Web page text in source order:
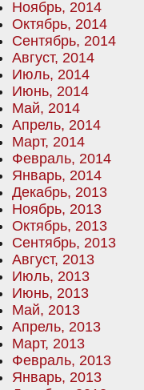
Ноябрь, 2014
Октябрь, 2014
Сентябрь, 2014
Август, 2014
Июль, 2014
Июнь, 2014
Май, 2014
Апрель, 2014
Март, 2014
Февраль, 2014
Январь, 2014
Декабрь, 2013
Ноябрь, 2013
Октябрь, 2013
Сентябрь, 2013
Август, 2013
Июль, 2013
Июнь, 2013
Май, 2013
Апрель, 2013
Март, 2013
Февраль, 2013
Январь, 2013